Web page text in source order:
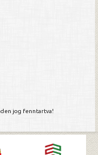
jog fenntartva!